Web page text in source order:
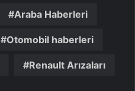
Araba Haberleri
Otomobil haberleri
Renault Arızaları